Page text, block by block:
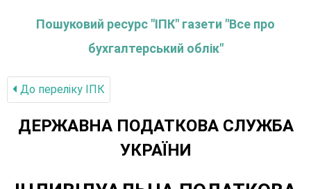
Пошуковий ресурс "ІПК" газети "Все про
бухгалтерський облік"
До переліку IПК
ДЕРЖАВНА ПОДАТКОВА СЛУЖБА
УКРАЇНИ